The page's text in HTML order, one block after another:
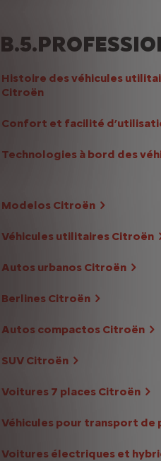
Histoire des véhicules
Citroën
Confort et facilité
Technologies à bord des
Modelos Citroën
Véhicules utilitaires Citroën
Autos urbanos Citroën
Berlines Citroën
Autos compactos Citroën
SUV Citroën
Voitures 7 places Citroën
Véhicules pour transport de
Voitures électriques et